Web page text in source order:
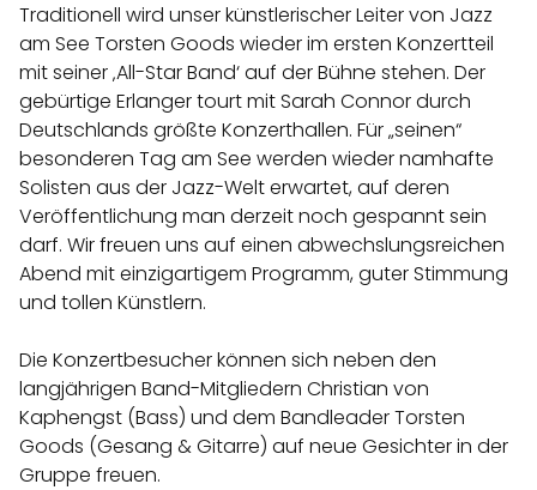
Traditionell wird unser künstlerischer Leiter von Jazz
am See Torsten Goods wieder im ersten Konzertteil
mit seiner ‚All-Star Band‘ auf der Bühne stehen. Der
gebürtige Erlanger tourt mit Sarah Connor durch
Deutschlands größte Konzerthallen. Für „seinen“
besonderen Tag am See werden wieder namhafte
Solisten aus der Jazz-Welt erwartet, auf deren
Veröffentlichung man derzeit noch gespannt sein
darf. Wir freuen uns auf einen abwechslungsreichen
Abend mit einzigartigem Programm, guter Stimmung
und tollen Künstlern.
Die Konzertbesucher können sich neben den
langjährigen Band-Mitgliedern Christian von
Kaphengst (Bass) und dem Bandleader Torsten
Goods (Gesang & Gitarre) auf neue Gesichter in der
Gruppe freuen.